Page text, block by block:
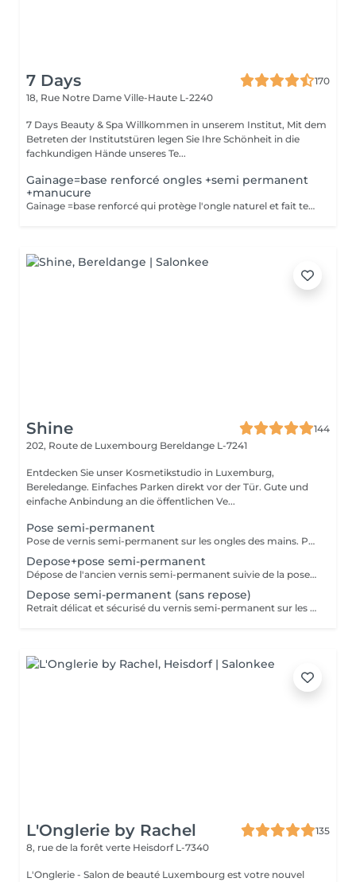
7 Days
170
18, Rue Notre Dame Ville-Haute L-2240
7 Days Beauty & Spa Willkommen in unserem Institut, Mit dem
Betreten der Institutstüren legen Sie Ihre Schönheit in die
fachkundigen Hände unseres Te...
Gainage=base renforcé ongles +semi permanent
+manucure
Gainage =base renforcé qui protège l'ongle naturel et fait tenir plus longtemps . Semi-permanente =couleur qui tient 3-4semaines
Shine
144
202, Route de Luxembourg Bereldange L-7241
Entdecken Sie unser Kosmetikstudio in Luxemburg,
Bereledange. Einfaches Parken direkt vor der Tür. Gute und
einfache Anbindung an die öffentlichen Ve...
Pose semi-permanent
Pose de vernis semi-permanent sur les ongles des mains. Préparation délicate de l'ongle afin d'obtenir un résultat soigné et une meilleure tenue. Application du vernis semi-permanent et finition nette pour un rendu durable et brillant. La prestation est réalisée sans dépose : merci de venir sans vernis sur les ongles des mains. Cette prestation n'inclut pas de manucure complète.
Depose+pose semi-permanent
Dépose de l'ancien vernis semi-permanent suivie de la pose d'un nouveau vernis semi-permanent sur les ongles des mains. Préparation délicate de l'ongle afin d'assurer un résultat soigné et une tenue optimale. Finition nette pour un rendu durable et brillant. Cette prestation n'inclut pas de manucure complète.
Depose semi-permanent (sans repose)
Retrait délicat et sécurisé du vernis semi-permanent sur les ongles des mains. Après la dépose, le bord libre des ongles est soigneusement limé pour un rendu propre. Cette prestation est réalisée sans pose de nouveau vernis.
L'Onglerie by Rachel
135
8, rue de la forêt verte Heisdorf L-7340
L'Onglerie - Salon de beauté Luxembourg est votre nouvel